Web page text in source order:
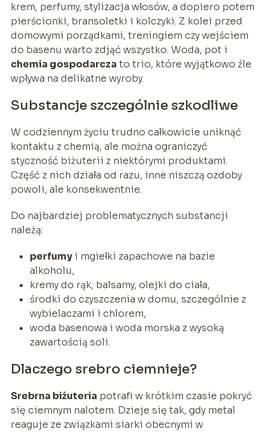
krem, perfumy, stylizacja włosów, a dopiero potem
pierścionki, bransoletki i kolczyki. Z kolei przed
domowymi porządkami, treningiem czy wejściem
do basenu warto zdjąć wszystko. Woda, pot i
chemia gospodarcza to trio, które wyjątkowo źle
wpływa na delikatne wyroby.
Substancje szczególnie szkodliwe
W codziennym życiu trudno całkowicie uniknąć
kontaktu z chemią, ale można ograniczyć
styczność biżuterii z niektórymi produktami.
Część z nich działa od razu, inne niszczą ozdoby
powoli, ale konsekwentnie.
Do najbardziej problematycznych substancji
należą:
perfumyi mgiełki zapachowe na bazie
alkoholu,
kremy do rąk, balsamy, olejki do ciała,
środki do czyszczenia w domu, szczególnie z
wybielaczami i chlorem,
woda basenowa i woda morska z wysoką
zawartością soli.
Dlaczego srebro ciemnieje?
Srebrna biżuteria potrafi w krótkim czasie pokryć
się ciemnym nalotem. Dzieje się tak, gdy metal
reaguje ze związkami siarki obecnymi w